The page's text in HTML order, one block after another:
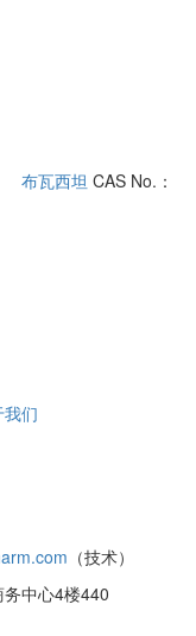
布瓦西坦 CAS No.：
我们
（技术）
中心4楼440